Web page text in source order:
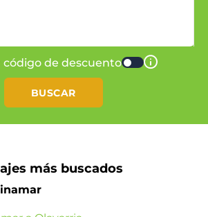
BUSCAR
código de descuento
más buscados